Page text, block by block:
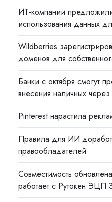
ИТ-компании
использования данных
Wildberries
доменов для
Банки с октября смогут
внесения наличных
Pinterest нарастила
Правила для ИИ
правообладателей
Совместимость
работает с Рутокен ЭЦП